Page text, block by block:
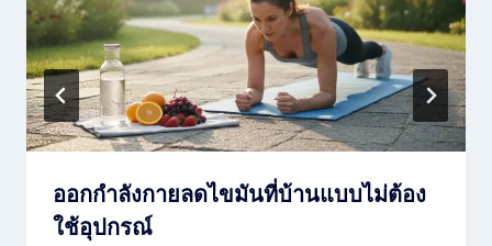
ออกกำลังกายลดไขมันที่บ้านแบบไม่ต้อง
ใช้อุปกรณ์